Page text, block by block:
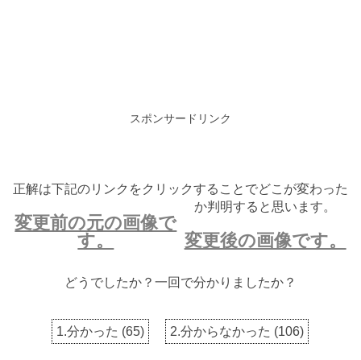
スポンサードリンク
正解は下記のリンクをクリックすることでどこが変わった
か判明すると思います。
変更前の元の画像で
す。
変更後の画像です。
どうでしたか？一回で分かりましたか？
1.分かった (65) 2.分からなかった (106)